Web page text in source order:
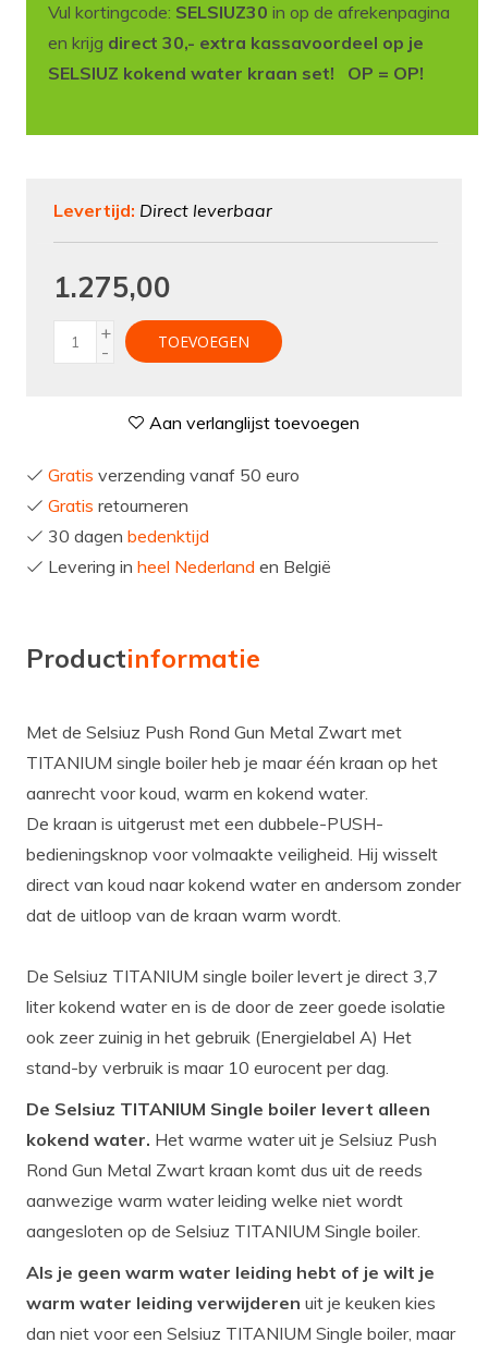
Vul kortingcode: SELSIUZ30 in op de afrekenpagina
en krijg direct 30,- extra kassavoordeel op je
SELSIUZ kokend water kraan set! OP = OP!
Levertijd: Direct leverbaar
1.275,00
+
-
TOEVOEGEN
Aan verlanglijst toevoegen
Gratis verzending vanaf 50 euro
Gratis retourneren
30 dagen bedenktijd
Levering in heel Nederland en België
Productinformatie
Met de Selsiuz Push Rond Gun Metal Zwart met
TITANIUM single boiler heb je maar één kraan op het
aanrecht voor koud, warm en kokend water.
De kraan is uitgerust met een dubbele-PUSH-
bedieningsknop voor volmaakte veiligheid. Hij wisselt
direct van koud naar kokend water en andersom zonder
dat de uitloop van de kraan warm wordt.
De Selsiuz TITANIUM single boiler levert je direct 3,7
liter kokend water en is de door de zeer goede isolatie
ook zeer zuinig in het gebruik (Energielabel A) Het
stand-by verbruik is maar 10 eurocent per dag.
De Selsiuz TITANIUM Single boiler levert alleen
kokend water. Het warme water uit je Selsiuz Push
Rond Gun Metal Zwart kraan komt dus uit de reeds
aanwezige warm water leiding welke niet wordt
aangesloten op de Selsiuz TITANIUM Single boiler.
Als je geen warm water leiding hebt of je wilt je
warm water leiding verwijderen uit je keuken kies
dan niet voor een Selsiuz TITANIUM Single boiler, maar